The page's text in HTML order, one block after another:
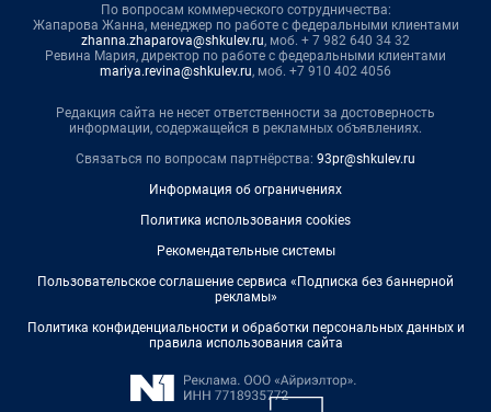
По вопросам коммерческого сотрудничества:
Жапарова Жанна, менеджер по работе с федеральными клиентами
zhanna.zhaparova@shkulev.ru, моб. + 7 982 640 34 32
Ревина Мария, директор по работе с федеральными клиентами
mariya.revina@shkulev.ru, моб. +7 910 402 4056
Редакция сайта не несет ответственности за достоверность
информации, содержащейся в рекламных объявлениях.
Связаться по вопросам партнёрства: 93pr@shkulev.ru
Информация об ограничениях
Политика использования cookies
Рекомендательные системы
Пользовательское соглашение сервиса «Подписка без баннерной
рекламы»
Политика конфиденциальности и обработки персональных данных и
правила использования сайта